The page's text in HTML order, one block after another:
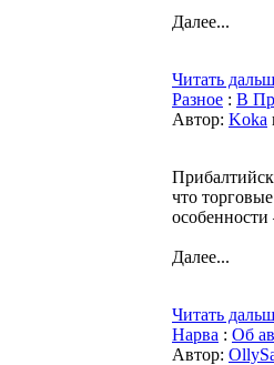
Далее...
Читать
Разное : В
Автор: Koka
что
Далее...
Читать
Нарва : Об
Автор: